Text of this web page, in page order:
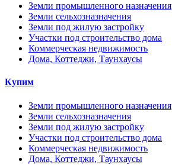
Земли промышленного назначения
Земли сельхозназначения
Земли под жилую застройку
Участки под строительство дома
Коммерческая недвижимость
Дома, Коттеджи, Таунхаусы
Купим
Земли промышленного назначения
Земли сельхозназначения
Земли под жилую застройку
Участки под строительство дома
Коммерческая недвижимость
Дома, Коттеджи, Таунхаусы